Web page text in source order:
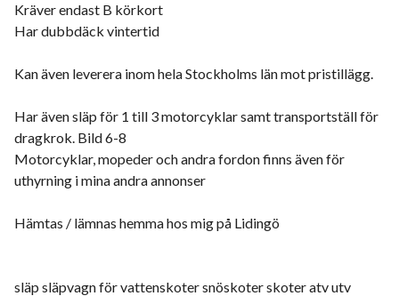
Kräver endast B körkort
Har dubbdäck vintertid
Kan även leverera inom hela Stockholms län mot pristillägg.
Har även släp för 1 till 3 motorcyklar samt transportställ för
dragkrok. Bild 6-8
Motorcyklar, mopeder och andra fordon finns även för
uthyrning i mina andra annonser
Hämtas / lämnas hemma hos mig på Lidingö
släp släpvagn för vattenskoter snöskoter skoter atv utv